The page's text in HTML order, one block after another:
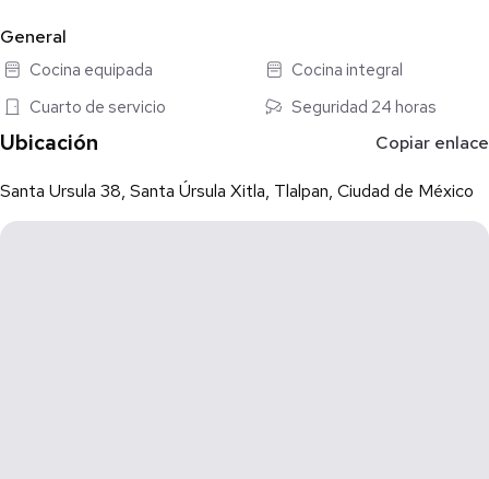
Conecta rápido con Insurgentes y transporte público.
Estricta vigilancia 24/7.
General
Cocina equipada
Cocina integral
Cuarto de servicio
Seguridad 24 horas
Ubicación Copiar enlace
Santa Ursula 38, Santa Úrsula Xitla, Tlalpan, Ciudad de México